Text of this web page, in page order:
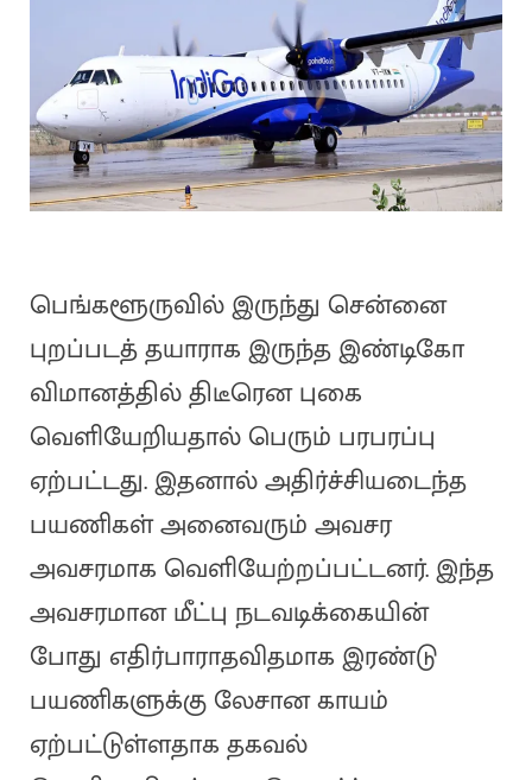
பெங்களூருவில் இருந்து சென்னை
புறப்படத் தயாராக இருந்த இண்டிகோ
விமானத்தில் திடீரென புகை
வெளியேறியதால் பெரும் பரபரப்பு
ஏற்பட்டது. இதனால் அதிர்ச்சியடைந்த
பயணிகள் அனைவரும் அவசர
அவசரமாக வெளியேற்றப்பட்டனர். இந்த
அவசரமான மீட்பு நடவடிக்கையின்
போது எதிர்பாராதவிதமாக இரண்டு
பயணிகளுக்கு லேசான காயம்
ஏற்பட்டுள்ளதாக தகவல்